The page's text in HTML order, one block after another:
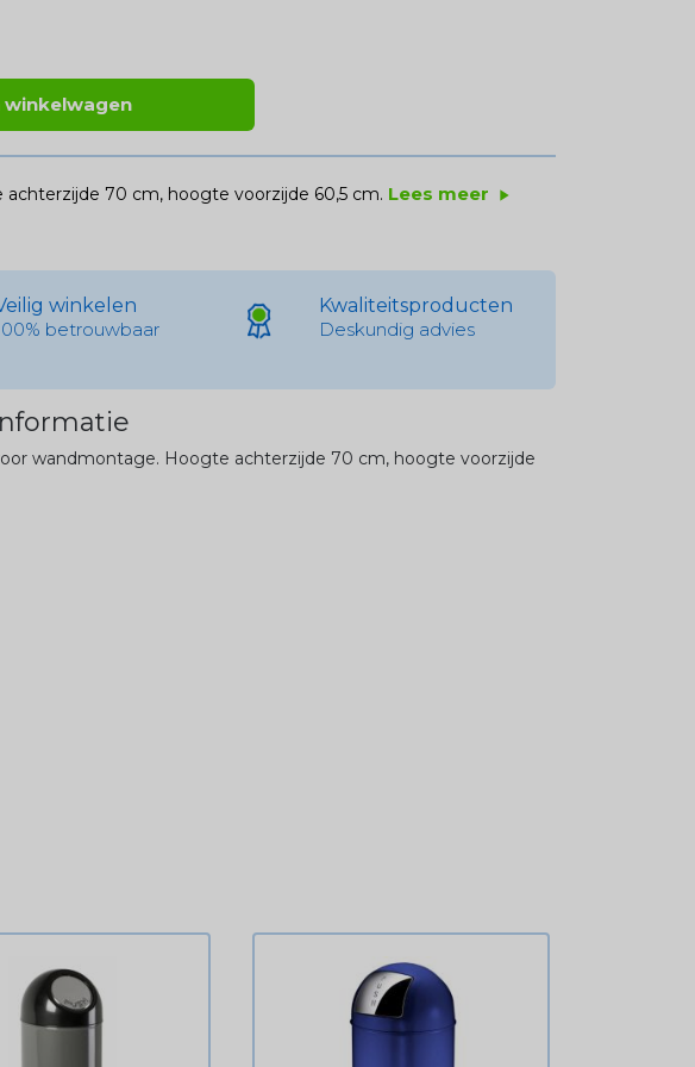
winkelwagen
70 cm, hoogte voorzijde 60,5 cm. Lees meer play_arrow
winkelen
betrouwbaar
Kwaliteitsproducten
Deskundig advies
wandmontage. Hoogte achterzijde 70 cm, hoogte voorzijde